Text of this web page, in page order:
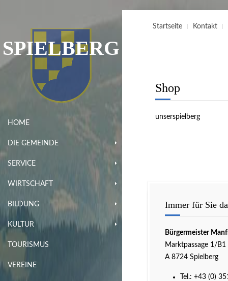
SPIELBERG
HOME
DIE GEMEINDE
SERVICE
WIRTSCHAFT
BILDUNG
KULTUR
TOURISMUS
VEREINE
Startseite Kontakt
Shop
unserspielberg
Immer für Sie
Bürgermeister
Marktpassage 1/B1
A 8724 Spielberg
Tel.: +43 (0)